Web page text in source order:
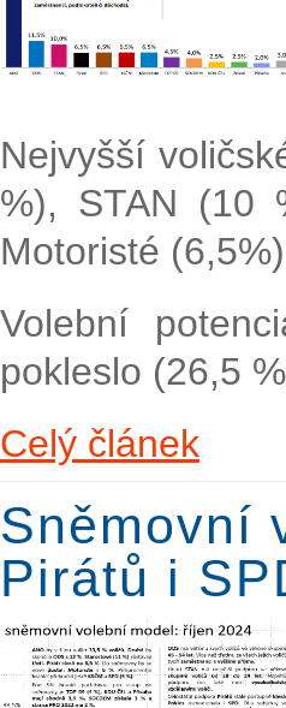
Nejvyšší
%), STAN (10
Motoristé
Volební
pokleslo (26,5
Celý článek
Sněmovní
Pirátů i